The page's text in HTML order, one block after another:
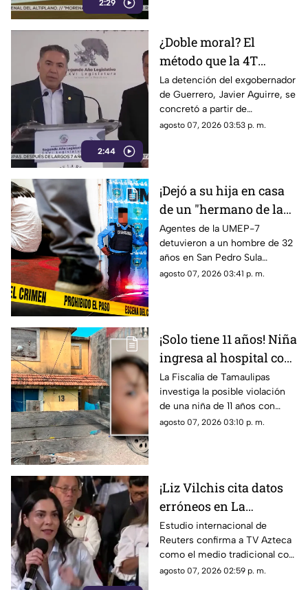
2:29
2:44
¿Doble moral? El
método que la 4T
desacredita para Rocha
Moya y Enrique
Inzunza fue el que
metió a la cárcel a
La detención del exgobernador
de Guerrero, Javier Aguirre, se
concretó a partir de
declaraciones de testigos
agosto 07, 2026 03:53 p. m.
¡Dejó a su hija en casa
de un "hermano de la
iglesia" para jugar con
otros niños y la niña
terminó 4bus4d4
Agentes de la UMEP-7
detuvieron a un hombre de 32
años en San Pedro Sula
acusado de agredir
agosto 07, 2026 03:41 p. m.
¡Solo tiene 11 años! Niña
ingresa al hospital con
más de 5 meses de
embarazo: autoridades
investigan familiares
La Fiscalía de Tamaulipas
investiga la posible violación
de una niña de 11 años con
cinco meses de embarazo en
agosto 07, 2026 03:10 p. m.
¡Liz Vilchis cita datos
erróneos en La
Mañanera: Estudio de
Reuters confirma
liderazgo de TV Azteca
en alcance y
Estudio internacional de
Reuters confirma a TV Azteca
como el medio tradicional con
mayor alcance y credibilidad
agosto 07, 2026 02:59 p. m.